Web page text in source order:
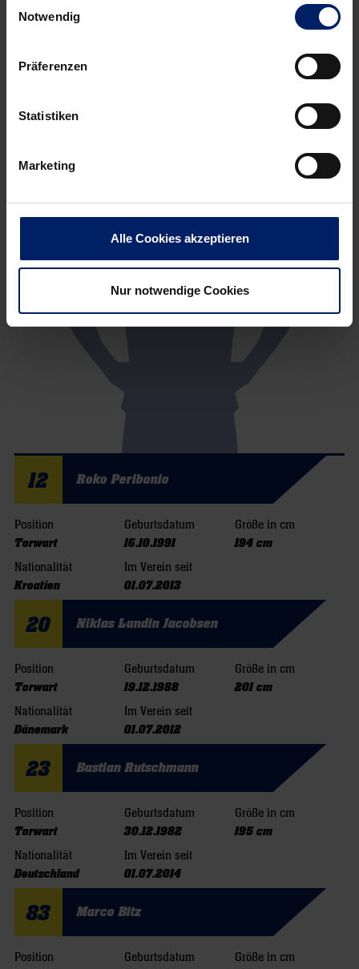
Notwendig
Präferenzen
Statistiken
Marketing
Alle Cookies akzeptieren
Nur notwendige Cookies
12 Roko Peribonio
Position
Torwart
Geburtsdatum
16.10.1991
Größe in cm
194 cm
Nationalität
Kroatien
Im Verein seit
01.07.2013
20 Niklas Landin Jacobsen
Position
Torwart
Geburtsdatum
19.12.1988
Größe in cm
201 cm
Nationalität
Dänemark
Im Verein seit
01.07.2012
23 Bastian Rutschmann
Position
Torwart
Geburtsdatum
30.12.1982
Größe in cm
195 cm
Nationalität
Deutschland
Im Verein seit
01.07.2014
83 Marco Bitz
Position
Geburtsdatum
Größe in cm